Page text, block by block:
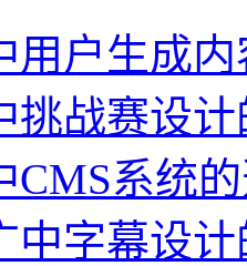
用户生成
挑战赛设
CMS系统
中字幕设